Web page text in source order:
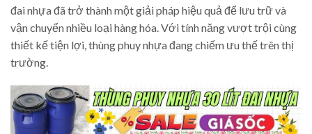
đai nhựa đã trở thành một giải pháp hiệu quả để lưu trữ và
vận chuyển nhiều loại hàng hóa. Với tính năng vượt trội cùng
thiết kế tiện lợi, thùng phuy nhựa đang chiếm ưu thế trên thị
trường.